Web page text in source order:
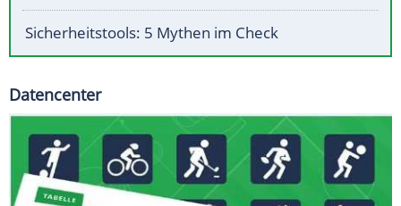
Sicherheitstools: 5 Mythen im Check
Datencenter